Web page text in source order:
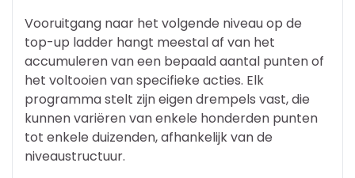
Vooruitgang naar het volgende niveau op de
top-up ladder hangt meestal af van het
accumuleren van een bepaald aantal punten of
het voltooien van specifieke acties. Elk
programma stelt zijn eigen drempels vast, die
kunnen variëren van enkele honderden punten
tot enkele duizenden, afhankelijk van de
niveaustructuur.